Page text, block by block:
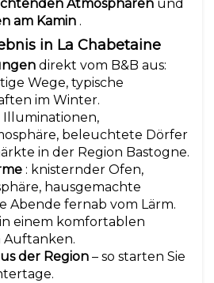
Atmosphären und
am Kamin .
in La Chabetaine
direkt vom B&B aus:
Wege, typische
im Winter.
Illuminationen,
beleuchtete Dörfer
in der Region Bastogne.
: knisternder Ofen,
hausgemachte
Abende fernab vom Lärm.
in einem komfortablen
Auftanken.
der Region – so starten Sie